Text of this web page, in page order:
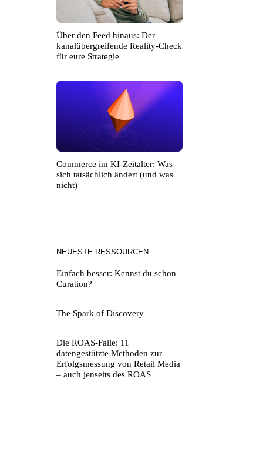
Über den Feed hinaus: Der
kanalübergreifende Reality-Check
für eure Strategie
Commerce im KI-Zeitalter: Was
sich tatsächlich ändert (und was
nicht)
NEUESTE RESSOURCEN
Einfach besser: Kennst du schon
Curation?
The Spark of Discovery
Die ROAS-Falle: 11
datengestützte Methoden zur
Erfolgsmessung von Retail Media
– auch jenseits des ROAS